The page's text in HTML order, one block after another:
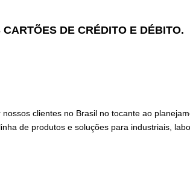
DE CRÉDITO E DÉBITO.
clientes no Brasil no tocante ao
de produtos e soluções para industriais,